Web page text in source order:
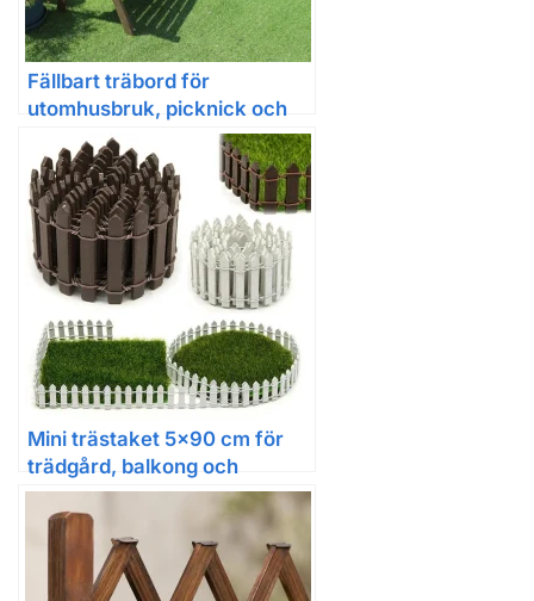
Fällbart träbord för
utomhusbruk, picknick och
balkong
Mini trästaket 5×90 cm för
trädgård, balkong och
gårdsdekoration